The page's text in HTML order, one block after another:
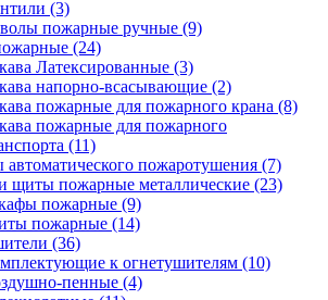
(3)
пожарные ручные (9)
(24)
Латексированные (3)
напорно-всасывающие (2)
пожарные для пожарного крана (8)
пожарные для пожарного
(11)
пожаротушения (7)
пожарные металлические (23)
пожарные (9)
пожарные (14)
(36)
к огнетушителям (10)
пенные (4)